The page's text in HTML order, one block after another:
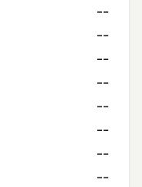
--
--
--
--
--
--
--
--